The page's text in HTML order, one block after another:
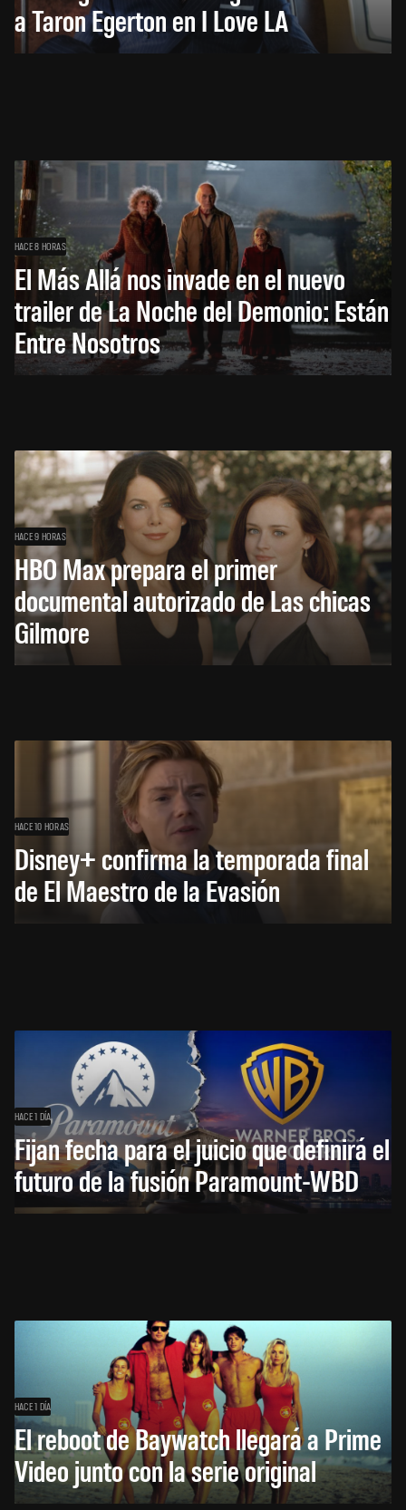
a Taron Egerton en I Love LA
HACE 8 HORAS
El Más Allá nos invade en el nuevo
trailer de La Noche del Demonio: Están
Entre Nosotros
HACE 9 HORAS
HBO Max prepara el primer
documental autorizado de Las chicas
Gilmore
HACE 10 HORAS
Disney+ confirma la temporada final
de El Maestro de la Evasión
HACE 1 DÍA
Fijan fecha para el juicio que definirá el
futuro de la fusión Paramount-WBD
HACE 1 DÍA
El reboot de Baywatch llegará a Prime
Video junto con la serie original